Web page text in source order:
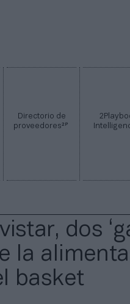
Directorio de
proveedores2P
dos
la
basket